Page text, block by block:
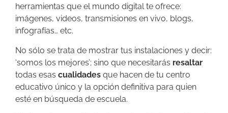
herramientas que el mundo digital te ofrece:
imágenes, videos, transmisiones en vivo, blogs,
infografías… etc.
No sólo se trata de mostrar tus instalaciones y decir:
‘somos los mejores’; sino que necesitarás resaltar
todas esas cualidades que hacen de tu centro
educativo único y la opción definitiva para quien
esté en búsqueda de escuela.